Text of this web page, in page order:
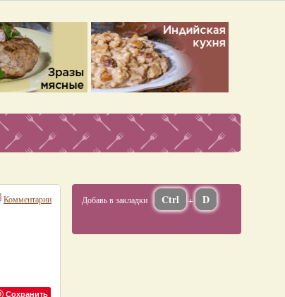
Комментарии
Сохранить
Добавь в закладки Ctrl + D